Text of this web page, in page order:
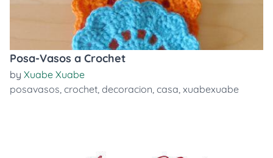
Posa-Vasos a Crochet
by Xuabe Xuabe
posavasos, crochet, decoracion, casa, xuabexuabe